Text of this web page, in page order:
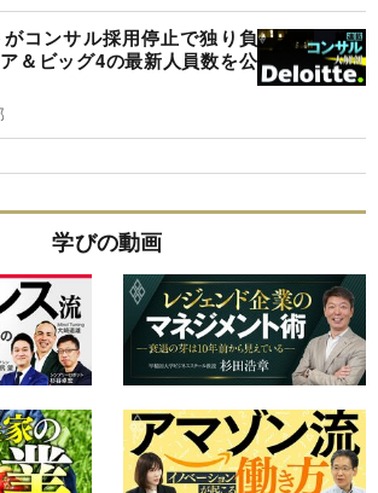
がコンサル採用停止で独り負
＆ビッグ4の最新人員数を公
学びの動画